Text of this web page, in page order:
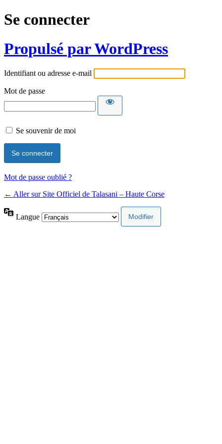
Se connecter
Propulsé par WordPress
Identifiant ou adresse e-mail
Mot de passe
Se souvenir de moi
Mot de passe oublié ?
← Aller sur Site Officiel de Talasani – Haute Corse
Langue